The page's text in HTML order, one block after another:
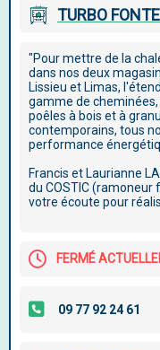
TURBO
"Pour mettre de la
dans nos deux
Lissieu et Limas,
gamme de
poêles à bois et à
contemporains, tous
performance
Francis et Laurianne
du COSTIC (ramoneur
votre écoute pour
FERMÉ